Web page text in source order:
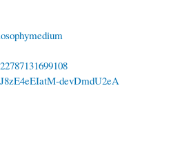
devDmdU2eA